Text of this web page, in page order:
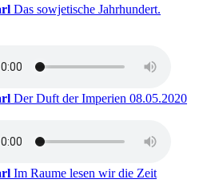
: Das sowjetische Jahrhundert.
Das sowjetische Jahrhundert.
: Der Duft der Imperien Ausleihbar seit
08.05.2020
Der Duft der Imperien
: Im Raume lesen wir die ZeitAusleihbar